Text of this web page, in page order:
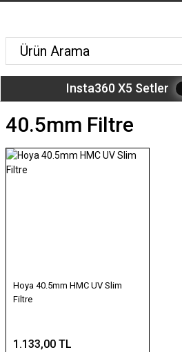
Insta360 X5 Setler
40.5mm Filtre
Hoya 40.5mm HMC UV Slim
Filtre
1.133,00 TL